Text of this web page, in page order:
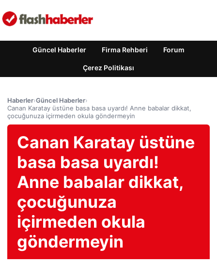
Güncel Haberler Firma Rehberi Forum
Çerez Politikası
Haberler›Güncel Haberler›
Canan Karatay üstüne basa basa uyardı! Anne babalar dikkat,
çocuğunuza içirmeden okula göndermeyin
Canan Karatay üstüne
basa basa uyardı!
Anne babalar dikkat,
çocuğunuza
içirmeden okula
göndermeyin